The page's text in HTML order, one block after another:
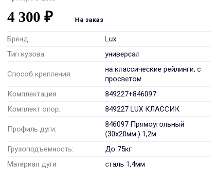
4 300 ₽ На заказ
Бренд:
Lux
Тип кузова:
универсал
Способ крепления:
на классические рейлинги, с
просветом
Комплектация:
849227+846097
Комплект опор:
849227 LUX КЛАССИК
Профиль дуги:
846097 Прямоугольный
(30x20мм.) 1,2м
Грузоподъемность:
До 75кг
Материал дуги:
сталь 1,4мм